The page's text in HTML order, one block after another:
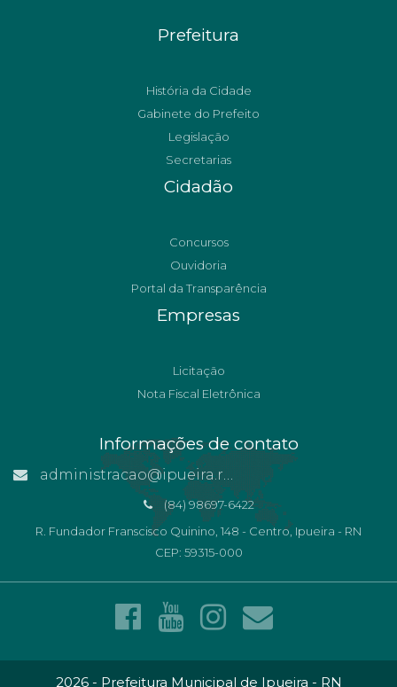
Prefeitura
História da Cidade
Gabinete do Prefeito
Legislação
Secretarias
Cidadão
Concursos
Ouvidoria
Portal da Transparência
Empresas
Licitação
Nota Fiscal Eletrônica
Informações de contato
administracao@ipueira.rn.gov.br
(84) 98697-6422
R. Fundador Franscisco Quinino, 148 - Centro, Ipueira - RN
CEP: 59315-000
2026 - Prefeitura Municipal de Ipueira - RN